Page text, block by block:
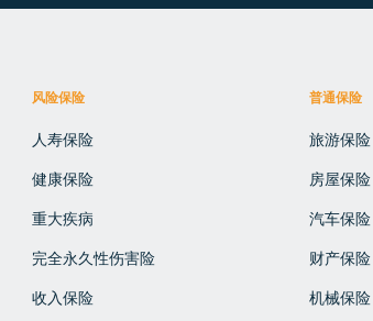
风险保险
人寿保险
健康保险
重大疾病
完全永久性伤害险
收入保险
普通保险
旅游保险
房屋保险
汽车保险
财产保险
机械保险